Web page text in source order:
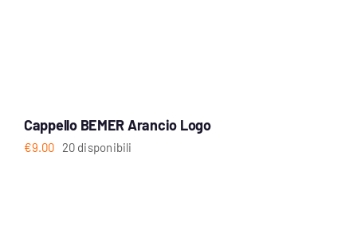
Cappello BEMER Arancio Logo
€9.00 20 disponibili